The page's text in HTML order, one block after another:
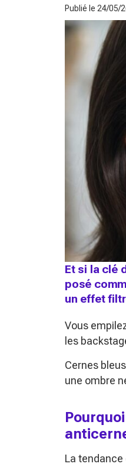
Publié le 24/05/
Et si la clé
posé
un effet
Vous
les
Cernes
une ombre
La tendance